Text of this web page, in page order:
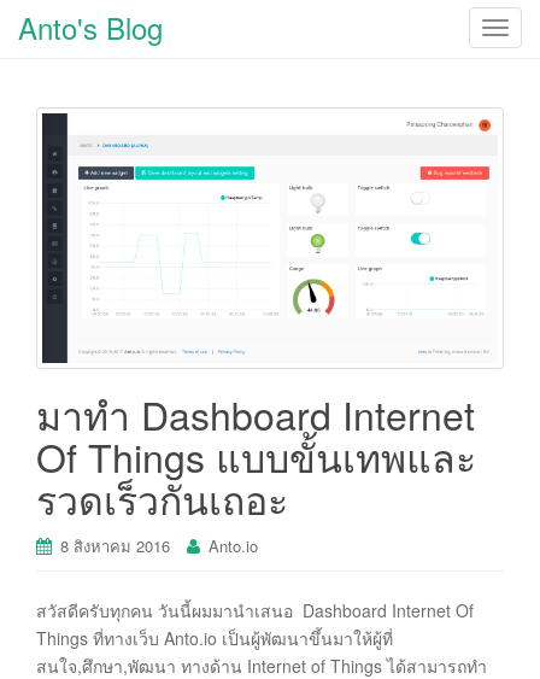
T
g
t
Anto's Blog
มาทำ Dashboard Internet
Of Things แบบขั้นเทพและ
รวดเร็วกันเถอะ
8 สิงหาคม 2016 Anto.io
สวัสดีครับทุกคน วันนี้ผมมานำเสนอ Dashboard Internet Of
Things ที่ทางเว็บ Anto.io เป็นผู้พัฒนาขึ้นมาให้ผู้ที่
สนใจ,ศึกษา,พัฒนา ทางด้าน Internet of Things ได้สามารถทำ